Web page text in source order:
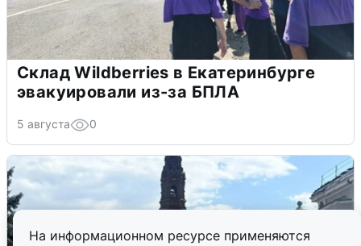
На информационном ресурсе применяются
Склад Wildberries в Екатеринбурге
эвакуировали из-за БПЛА
5 августа 0